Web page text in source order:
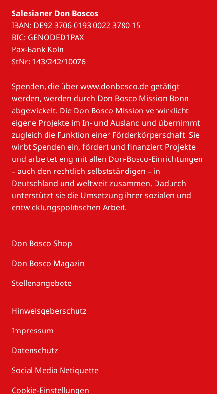
Salesianer Don Boscos
IBAN: DE92 3706 0193 0022 3780 15
BIC: GENODED1PAX
Pax-Bank Köln
StNr: 143/242/10076
Spenden, die über www.donbosco.de getätigt
werden, werden durch Don Bosco Mission Bonn
abgewickelt. Die Don Bosco Mission verwirklicht
eigene Projekte im In- und Ausland und übernimmt
zugleich die Funktion einer Förderkörperschaft. Sie
wirbt Spenden ein, fördert und finanziert Projekte
und arbeitet eng mit allen Don-Bosco-Einrichtungen
– auch den rechtlich selbstständigen – in
Deutschland und weltweit zusammen. Dadurch
unterstützt sie die Umsetzung ihrer sozialen und
entwicklungspolitischen Arbeit.
Don Bosco Shop
Don Bosco Magazin
Stellenangebote
Hinweisgeberschutz
Impressum
Datenschutz
Social Media Netiquette
Cookie-Einstellungen